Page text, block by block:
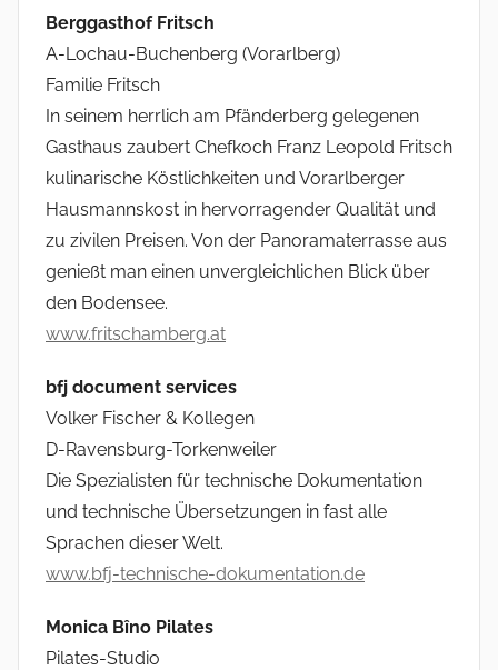
Berggasthof Fritsch
A-Lochau-Buchenberg (Vorarlberg)
Familie Fritsch
In seinem herrlich am Pfänderberg gelegenen
Gasthaus zaubert Chefkoch Franz Leopold Fritsch
kulinarische Köstlichkeiten und Vorarlberger
Hausmannskost in hervorragender Qualität und
zu zivilen Preisen. Von der Panoramaterrasse aus
genießt man einen unvergleichlichen Blick über
den Bodensee.
www.fritschamberg.at
bfj document services
Volker Fischer & Kollegen
D-Ravensburg-Torkenweiler
Die Spezialisten für technische Dokumentation
und technische Übersetzungen in fast alle
Sprachen dieser Welt.
www.bfj-technische-dokumentation.de
Monica Bîno Pilates
Pilates-Studio